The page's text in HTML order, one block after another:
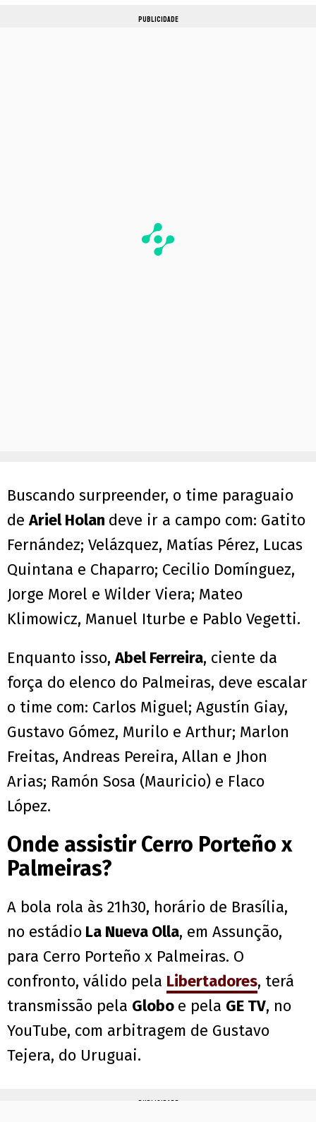
PUBLICIDADE
Buscando surpreender, o time paraguaio
deAriel Holan deve ir a campo com: Gatito
Fernández; Velázquez, Matías Pérez, Lucas
Quintana e Chaparro; Cecilio Domínguez,
Jorge Morel e Wilder Viera; Mateo
Klimowicz, Manuel Iturbe e Pablo Vegetti.
Enquanto isso,Abel Ferreira, ciente da
força do elenco do Palmeiras, deve escalar
o time com: Carlos Miguel; Agustín Giay,
Gustavo Gómez, Murilo e Arthur; Marlon
Freitas, Andreas Pereira, Allan e Jhon
Arias; Ramón Sosa (Mauricio) e Flaco
López.
Onde assistir Cerro Porteño x
Palmeiras?
A bola rola às 21h30, horário de Brasília,
no estádio La Nueva Olla, em Assunção,
para Cerro Porteño x Palmeiras. O
confronto, válido pela Libertadores, terá
transmissão pela Globo e pela GE TV, no
YouTube, com arbitragem de Gustavo
Tejera, do Uruguai.
PUBLICIDADE